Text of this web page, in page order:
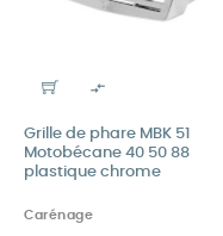

Grille de phare MBK 51
Motobécane 40 50 88
plastique chrome
Carénage